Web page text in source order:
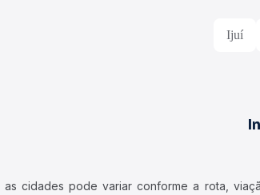
Ijuí
cidades pode variar conforme a rota,